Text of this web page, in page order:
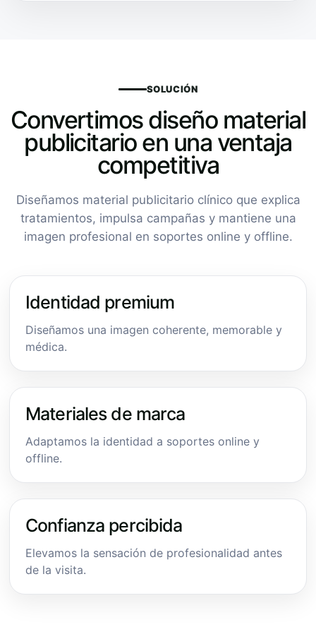
SOLUCIÓN
Convertimos diseño material
publicitario en una ventaja
competitiva
Diseñamos material publicitario clínico que explica
tratamientos, impulsa campañas y mantiene una
imagen profesional en soportes online y offline.
Identidad premium
Diseñamos una imagen coherente, memorable y
médica.
Materiales de marca
Adaptamos la identidad a soportes online y
offline.
Confianza percibida
Elevamos la sensación de profesionalidad antes
de la visita.